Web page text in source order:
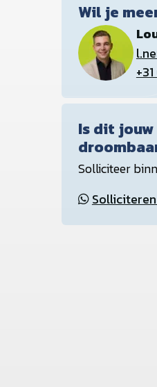
Wil je
Is dit jouw
Solliciteer